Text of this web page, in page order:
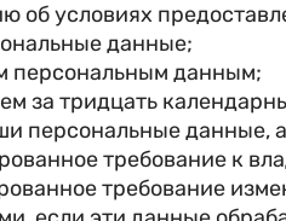
об условиях
данные;
персональным данным;
за тридцать
персональные данные,
требование к
требование